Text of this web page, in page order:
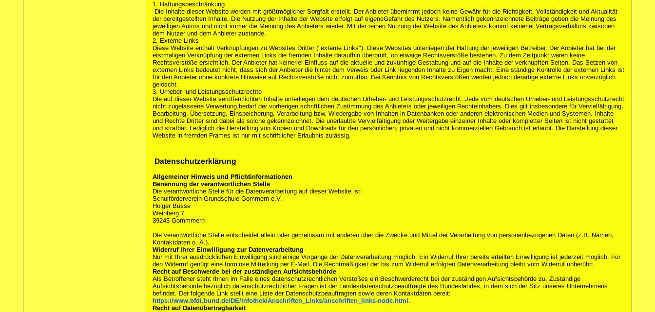
1. Haftungsbeschränkung
Die Inhalte dieser Website werden mit größtmöglicher Sorgfalt erstellt. Der Anbieter übernimmt jedoch keine Gewähr für die Richtigkeit, Vollständigkeit und Aktualität
der bereitgestellten Inhalte. Die Nutzung der Inhalte der Website erfolgt auf eigeneGefahr des Nutzers. Namentlich gekennzeichnete Beiträge geben die Meinung des
jeweiligen Autors und nicht immer die Meinung des Anbieters wieder. Mit der reinen Nutzung der Website des Anbieters kommt keinerlei Vertragsverhältnis zwischen
dem Nutzer und dem Anbieter zustande.
2. Externe Links
Diese Website enthält Verknüpfungen zu Websites Dritter ("externe Links"). Diese Websites unterliegen der Haftung der jeweiligen Betreiber. Der Anbieter hat bei der
erstmaligen Verknüpfung der externen Links die fremden Inhalte daraufhin überprüft, ob etwaige Rechtsverstöße bestehen. Zu dem Zeitpunkt waren keine
Rechtsverstöße ersichtlich. Der Anbieter hat keinerlei Einfluss auf die aktuelle und zukünftige Gestaltung und auf die Inhalte der verknüpften Seiten. Das Setzen von
externen Links bedeutet nicht, dass sich der Anbieter die hinter dem Verweis oder Link liegenden Inhalte zu Eigen macht. Eine ständige Kontrolle der externen Links ist
für den Anbieter ohne konkrete Hinweise auf Rechtsverstöße nicht zumutbar. Bei Kenntnis von Rechtsverstößen werden jedoch derartige externe Links unverzüglich
gelöscht.
3. Urheber- und Leistungsschutzrechte
Die auf dieser Website veröffentlichten Inhalte unterliegen dem deutschen Urheber- und Leistungsschutzrecht. Jede vom deutschen Urheber- und Leistungsschutzrecht
nicht zugelassene Verwertung bedarf der vorherigen schriftlichen Zustimmung des Anbieters oder jeweiligen Rechteinhabers. Dies gilt insbesondere für Vervielfältigung,
Bearbeitung, Übersetzung, Einspeicherung, Verarbeitung bzw. Wiedergabe von Inhalten in Datenbanken oder anderen elektronischen Medien und Systemen. Inhalte
und Rechte Dritter sind dabei als solche gekennzeichnet. Die unerlaubte Vervielfältigung oder Weitergabe einzelner Inhalte oder kompletter Seiten ist nicht gestattet
und strafbar. Lediglich die Herstellung von Kopien und Downloads für den persönlichen, privaten und nicht kommerziellen Gebrauch ist erlaubt. Die Darstellung dieser
Website in fremden Frames ist nur mit schriftlicher Erlaubnis zulässig.
Datenschutzerklärung
Allgemeiner Hinweis und Pflichtinformationen
Benennung der verantwortlichen Stelle
Die verantwortliche Stelle für die Datenverarbeitung auf dieser Website ist:
Schulförderverein Grundschule Gommern e.V.
Holger Busse
Weinberg 7
39245 Gommmern
Die verantwortliche Stelle entscheidet allein oder gemeinsam mit anderen über die Zwecke und Mittel der Verarbeitung von personenbezogenen Daten (z.B. Namen,
Kontaktdaten o. Ä.).
Widerruf Ihrer Einwilligung zur Datenverarbeitung
Nur mit Ihrer ausdrücklichen Einwilligung sind einige Vorgänge der Datenverarbeitung möglich. Ein Widerruf Ihrer bereits erteilten Einwilligung ist jederzeit möglich. Für
den Widerruf genügt eine formlose Mitteilung per E-Mail. Die Rechtmäßigkeit der bis zum Widerruf erfolgten Datenverarbeitung bleibt vom Widerruf unberührt.
Recht auf Beschwerde bei der zuständigen Aufsichtsbehörde
Als Betroffener steht Ihnen im Falle eines datenschutzrechtlichen Verstoßes ein Beschwerderecht bei der zuständigen Aufsichtsbehörde zu. Zuständige
Aufsichtsbehörde bezüglich datenschutzrechtlicher Fragen ist der Landesdatenschutzbeauftragte des Bundeslandes, in dem sich der Sitz unseres Unternehmens
befindet. Der folgende Link stellt eine Liste der Datenschutzbeauftragten sowie deren Kontaktdaten bereit:
https://www.bfdi.bund.de/DE/Infothek/Anschriften_Links/anschriften_links-node.html.
Recht auf Datenübertragbarkeit